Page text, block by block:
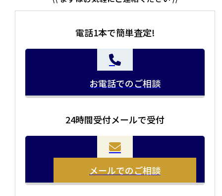
お品物をつめて送るだけで査定が可能です。時間が無い
方や、荷物が多い方へオススメです。
当店の査定員がご自宅に伺いその場で査定を致します。
まとめて売りたい！価値がわからなく売れるかわからな
電話1本で簡単査定!
お電話でのご相談
24時間受付メールで受付
メールでのご相談